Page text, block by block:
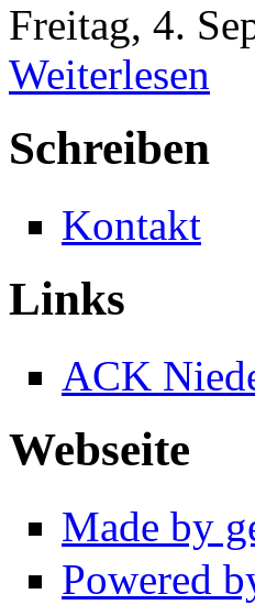
Freitag, 4.
Weiterlesen
Schreiben
Kontakt
Links
ACK
Webseite
Made by
Powered